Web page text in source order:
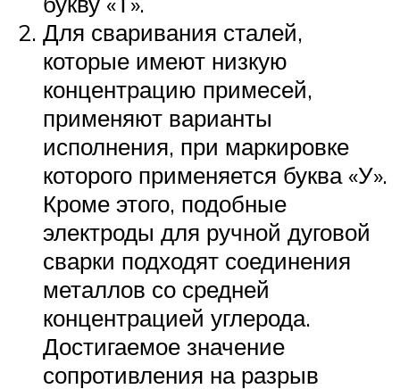
Для сваривания сталей,
которые имеют низкую
концентрацию примесей,
применяют варианты
исполнения, при маркировке
которого применяется буква «У».
Кроме этого, подобные
электроды для ручной дуговой
сварки подходят соединения
металлов со средней
концентрацией углерода.
Достигаемое значение
сопротивления на разрыв